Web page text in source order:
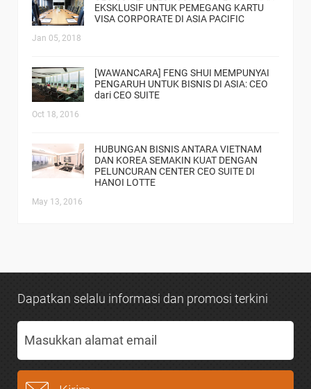
EKSKLUSIF UNTUK PEMEGANG KARTU
VISA CORPORATE DI ASIA PACIFIC
Jan 05, 2018
[WAWANCARA] FENG SHUI MEMPUNYAI
PENGARUH UNTUK BISNIS DI ASIA: CEO
dari CEO SUITE
Oct 18, 2016
HUBUNGAN BISNIS ANTARA VIETNAM
DAN KOREA SEMAKIN KUAT DENGAN
PELUNCURAN CENTER CEO SUITE DI
HANOI LOTTE
May 13, 2016
Dapatkan selalu informasi dan promosi terkini